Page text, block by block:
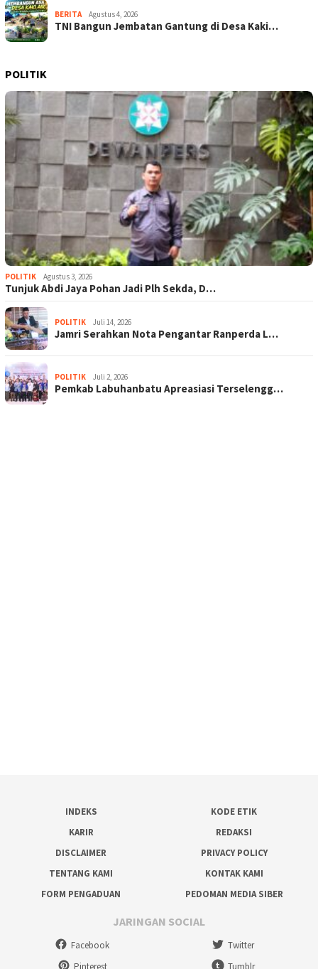
BERITA Agustus 4, 2026
TNI Bangun Jembatan Gantung di Desa Kaki…
POLITIK
POLITIK Agustus 3, 2026
Tunjuk Abdi Jaya Pohan Jadi Plh Sekda, D…
POLITIK Juli 14, 2026
Jamri Serahkan Nota Pengantar Ranperda L…
POLITIK Juli 2, 2026
Pemkab Labuhanbatu Apreasiasi Terselengg…
INDEKS
KODE ETIK
KARIR
REDAKSI
DISCLAIMER
PRIVACY POLICY
TENTANG KAMI
KONTAK KAMI
FORM PENGADUAN
PEDOMAN MEDIA SIBER
JARINGAN SOCIAL
Facebook
Twitter
Pinterest
Tumblr